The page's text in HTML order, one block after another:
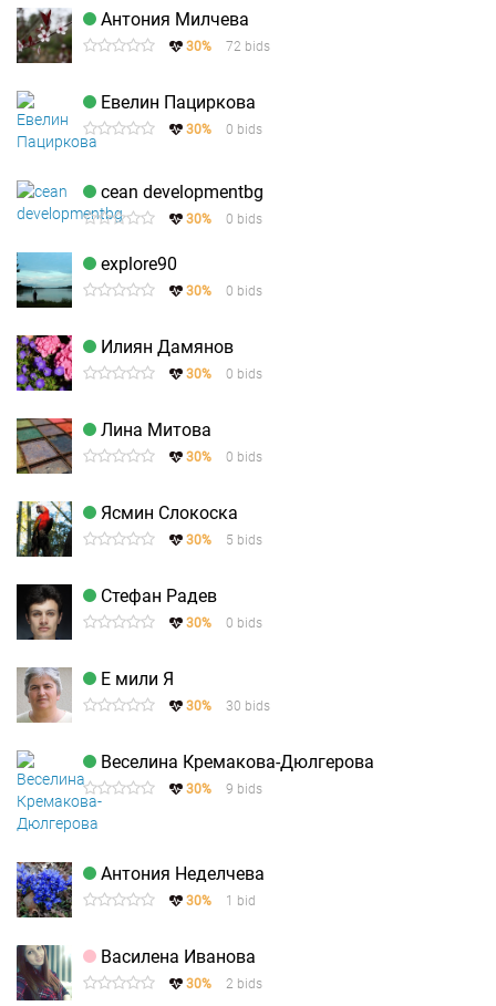
Антония Милчева
30% 72 bids
Евелин Пациркова
30% 0 bids
cean developmentbg
30% 0 bids
explore90
30% 0 bids
Илиян Дамянов
30% 0 bids
Лина Митова
30% 0 bids
Ясмин Слокоска
30% 5 bids
Стефан Радев
30% 0 bids
Е мили Я
30% 30 bids
Веселина Кремакова-Дюлгерова
30% 9 bids
Антония Неделчева
30% 1 bid
Василена Иванова
30% 2 bids